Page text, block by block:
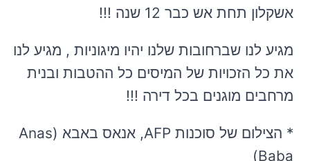
אשקלון תחת אש כבר 12 שנה !!!
מגיע לנו שברחובות שלנו יהיו מיגוניות , מגיע לנו
את כל הזכויות של המיסים כל ההטבות ובנית
מרחבים מוגנים בכל דירה !!!
* הצילום של סוכנות AFP, אנאס באבא (Anas
Baba)